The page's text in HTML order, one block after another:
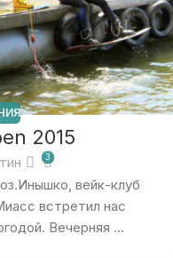
2015
3
вейк-клуб
встретил нас
Вечерняя ...